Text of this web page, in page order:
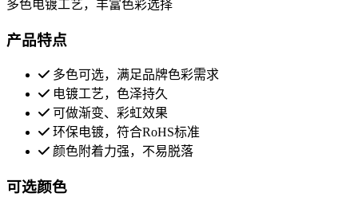
多色电镀工艺，丰富色彩选择
产品特点
多色可选，满足品牌色彩需求
电镀工艺，色泽持久
可做渐变、彩虹效果
环保电镀，符合RoHS标准
颜色附着力强，不易脱落
可选颜色